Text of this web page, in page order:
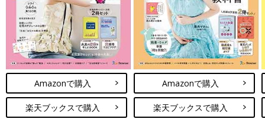
Amazonで購入
楽天ブックスで購入
Amazonで購入
楽天ブックスで購入